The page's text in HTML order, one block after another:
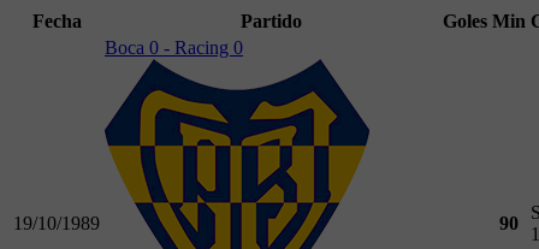
Fecha Partido Goles Min
19/10/1989
Boca 0 - Racing 0
90